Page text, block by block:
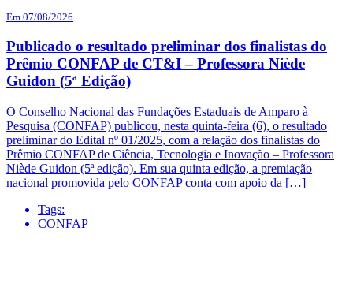
Em 07/08/2026
Publicado o resultado preliminar dos finalistas do
Prêmio CONFAP de CT&I – Professora Niède
Guidon (5ª Edição)
O Conselho Nacional das Fundações Estaduais de Amparo à
Pesquisa (CONFAP) publicou, nesta quinta-feira (6), o resultado
preliminar do Edital nº 01/2025, com a relação dos finalistas do
Prêmio CONFAP de Ciência, Tecnologia e Inovação – Professora
Niède Guidon (5ª edição). Em sua quinta edição, a premiação
nacional promovida pelo CONFAP conta com apoio da […]
Tags:
CONFAP